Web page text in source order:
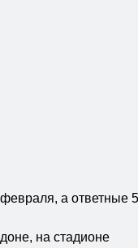
а ответные
на стадионе